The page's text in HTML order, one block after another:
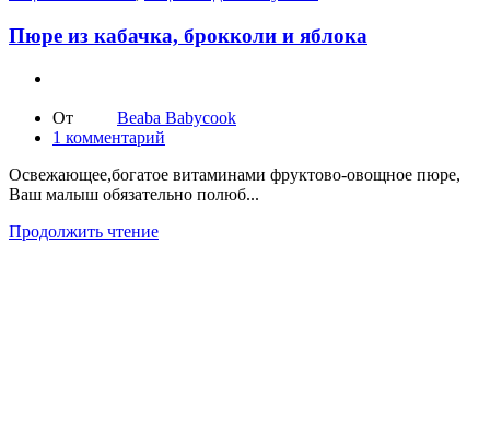
Пюре из кабачка, брокколи и яблока
От
Beaba Babycook
1 комментарий
Освежающее,богатое витаминами фруктово-овощное пюре,
Ваш малыш обязательно полюб...
Продолжить чтение